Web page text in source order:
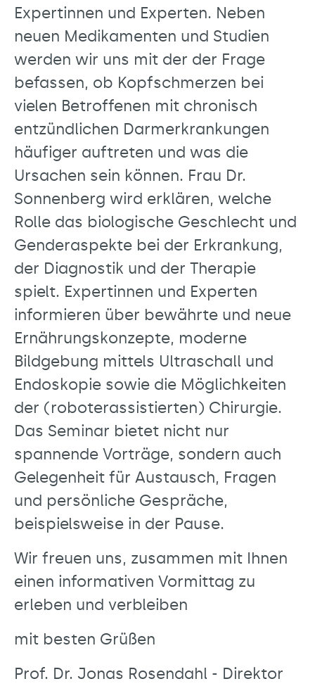
Expertinnen und Experten. Neben
neuen Medikamenten und Studien
werden wir uns mit der der Frage
befassen, ob Kopfschmerzen bei
vielen Betroffenen mit chronisch
entzündlichen Darmerkrankungen
häufiger auftreten und was die
Ursachen sein können. Frau Dr.
Sonnenberg wird erklären, welche
Rolle das biologische Geschlecht und
Genderaspekte bei der Erkrankung,
der Diagnostik und der Therapie
spielt. Expertinnen und Experten
informieren über bewährte und neue
Ernährungskonzepte, moderne
Bildgebung mittels Ultraschall und
Endoskopie sowie die Möglichkeiten
der (roboterassistierten) Chirurgie.
Das Seminar bietet nicht nur
spannende Vorträge, sondern auch
Gelegenheit für Austausch, Fragen
und persönliche Gespräche,
beispielsweise in der Pause.
Wir freuen uns, zusammen mit Ihnen
einen informativen Vormittag zu
erleben und verbleiben
mit besten Grüßen
Prof. Dr. Jonas Rosendahl - Direktor